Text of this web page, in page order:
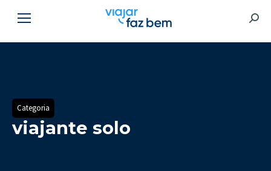
Categoria
viajante solo